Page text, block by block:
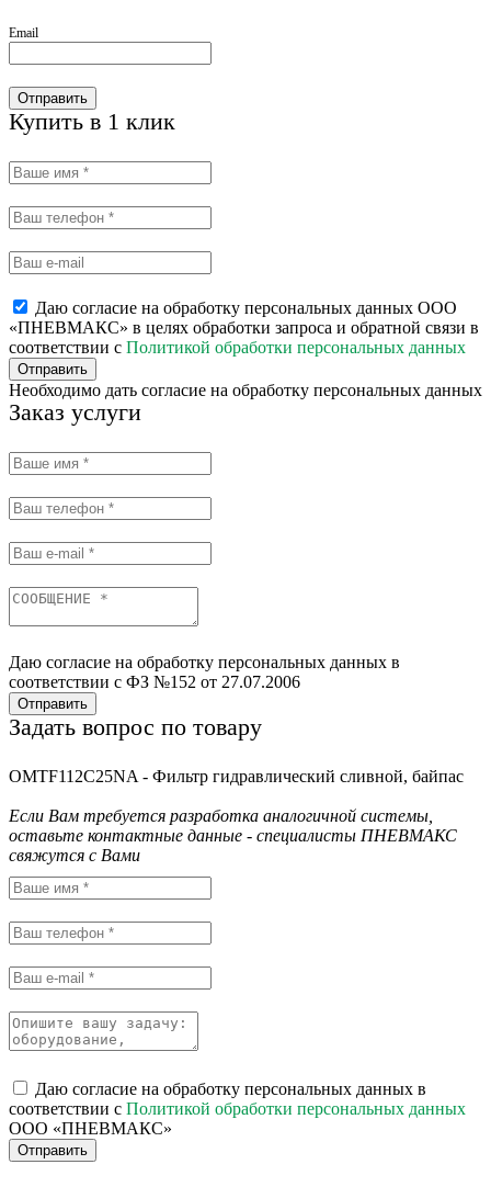
Email
Отправить
Купить в 1 клик
Даю согласие на обработку персональных данных ООО
«ПНЕВМАКС» в целях обработки запроса и обратной связи в
соответствии с Политикой обработки персональных данных
Отправить
Необходимо дать согласие на обработку персональных данных
Заказ услуги
Даю согласие на обработку персональных данных в
соответствии с ФЗ №152 от 27.07.2006
Отправить
Задать вопрос по товару
OMTF112C25NA - Фильтр гидравлический сливной, байпас
Если Вам требуется разработка аналогичной системы,
оставьте контактные данные - специалисты ПНЕВМАКС
свяжутся с Вами
Даю согласие на обработку персональных данных в
соответствии с Политикой обработки персональных данных
ООО «ПНЕВМАКС»
Отправить